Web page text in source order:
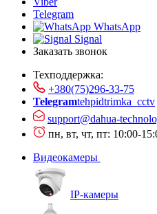
Telegram
WhatsApp
Signal
Заказать звонок
Техподдержка:
+380(75)296-33-75
Telegramtehpidtrimka_cctv
support@dahua-
пн, вт, чт, пт: 10:00-
Видеокамеры
IP-камеры